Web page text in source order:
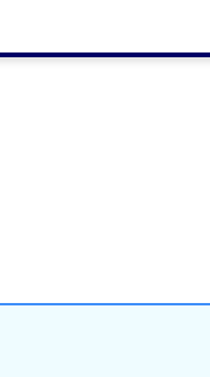
えた場合の処置